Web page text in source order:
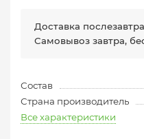
Доставка
Самовывоз завтра,
Состав
Страна производитель
Все характеристики